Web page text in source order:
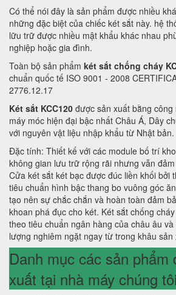
Có thể nói đây là sản phẩm được nhiều
những đặc biệt của chiếc két sắt này. hệ
lữu trữ được nhiều mật khẩu khác nhau
nghiệp hoặc gia đình.
Toàn bộ sản phẩm két sắt chống cháy
chuẩn quốc tế ISO 9001 - 2008
2776.12.17
Két sắt KCC120 được sản xuất bằng
máy móc hiện đại bậc nhất Châu Á, Dây
với nguyên vật liệu nhập khẩu từ Nhật bản.
Đặc tính: Thiết kế với các module bố trí
không gian lưu trữ rộng rãi nhưng vẫn
Cửa két sắt két bạc được đúc liền khối bởi
tiêu chuẩn hình bậc thang bo vuông góc
tạo nên sự chắc chắn và hoàn toàn đảm
khoan phá đục cho két. Két sắt chống
theo tiêu chuẩn ngân hàng của châu âu
lượng nghiêm ngặt ngay từ trong khâu sản
Danh mục các sản phẩm
xuất tại nhà máy chúng tôi